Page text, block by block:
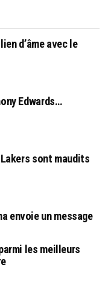
d’âme avec le
Edwards…
sont maudits
envoie un message
les meilleurs